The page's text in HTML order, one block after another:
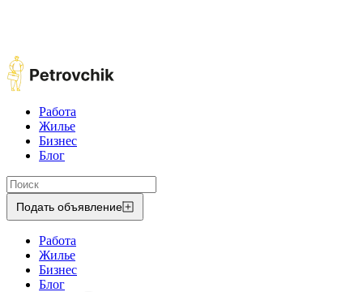
Работа
Жилье
Бизнес
Блог
Подать объявление
Работа
Жилье
Бизнес
Блог